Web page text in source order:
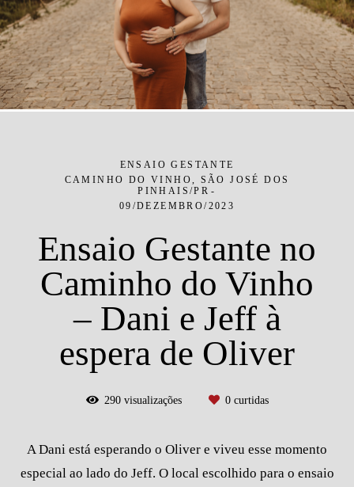
ENSAIO GESTANTE
CAMINHO DO VINHO, SÃO JOSÉ DOS
PINHAIS/PR
09/DEZEMBRO/2023
Ensaio Gestante no
Caminho do Vinho
– Dani e Jeff à
espera de Oliver
290visualizações 0curtidas
A Dani está esperando o Oliver e viveu esse momento
especial ao lado do Jeff. O local escolhido para o ensaio